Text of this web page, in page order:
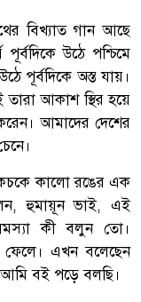
বিখ্যাত গান আছে
উঠে পশ্চিমে
পূর্বদিকে অস্ত যায়।
তারা আকাশ স্থির হয়ে
আমাদের দেশের
কালো রঙের এক
হুমায়ূন ভাই, এই
কী বলুন তো।
ফেলে। এখন বলেছেন
বই পড়ে বলছি।